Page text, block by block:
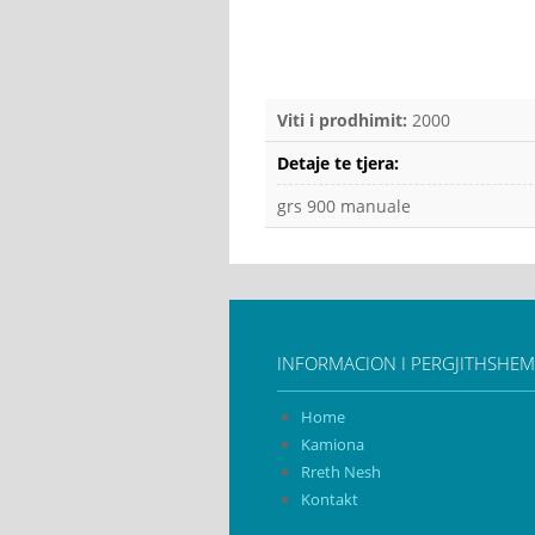
Viti i prodhimit: 2000
Detaje te tjera:
grs 900 manuale
INFORMACION I PERGJITHSHEM
Home
Kamiona
Rreth Nesh
Kontakt